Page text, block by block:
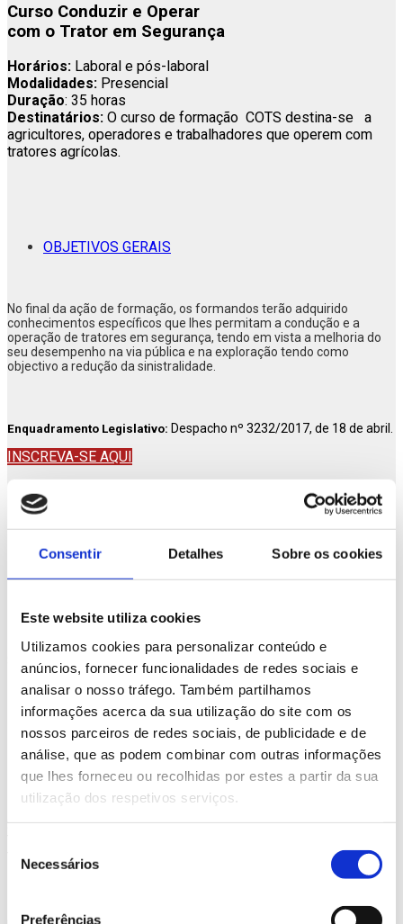
Consentir Detalhes Sobre os cookies
Este website utiliza cookies
Utilizamos cookies para personalizar conteúdo e
anúncios, fornecer funcionalidades de redes sociais e
analisar o nosso tráfego. Também partilhamos
informações acerca da sua utilização do site com os
nossos parceiros de redes sociais, de publicidade e de
análise, que as podem combinar com outras informações
que lhes forneceu ou recolhidas por estes a partir da sua
utilização dos respetivos serviços.
Necessários
Preferências
Curso Conduzir e Operar
com o Trator em Segurança
Horários: Laboral e pós-laboral
Modalidades: Presencial
Duração: 35 horas
Destinatários: O curso de formação COTS destina-se a
agricultores, operadores e trabalhadores que operem com
tratores agrícolas.
OBJETIVOS GERAIS
No final da ação de formação, os formandos terão adquirido
conhecimentos específicos que lhes permitam a condução e a
operação de tratores em segurança, tendo em vista a melhoria do
seu desempenho na via pública e na exploração tendo como
objectivo a redução da sinistralidade.
Enquadramento Legislativo: Despacho nº 3232/2017, de 18 de abril.
INSCREVA-SE AQUI
ONDE ESTAMOS
Contacte-nos ou Visite-nos
Estamos à sua espera numa das nossas instalações:
Dias Úteis - das 10h às 13h e das 15h às 20h
Sábados - das 10h às 13h
Centro de Formação
Esc. Fogueteiro
Esc. Pinhal Novo
Edifício Academia HP
Rua da Prata LT 130
2950-007 Palmela
Telm: 913 388 892 (Rede Móvel Nacional)